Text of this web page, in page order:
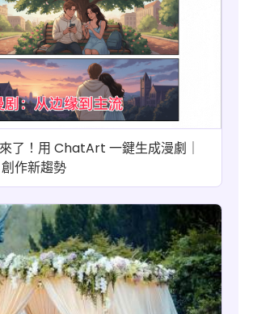
了！用 ChatArt 一鍵生成漫劇｜
作新趨勢